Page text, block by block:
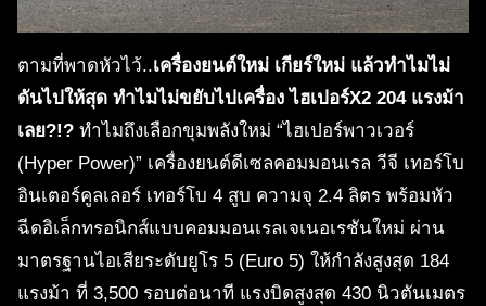
ตามที่พาดหัวไว้..เครื่องยนต์ใหม่ เกียร์ใหม่ แล้วทำไมไม่
ดันไปให้สุด ทำไมไม่ขยับไปเครื่อง ไฮเปอร์X2 204 แรงม้า
เลย?!? ทำไมถึงเลือกขุมพลังใหม่ “ไฮเปอร์พาวเวอร์
(Hyper Power)” เครื่องยนต์ดีเซลคอมมอนเรล วีจี เทอร์โบ
อินเตอร์คูลเลอร์ เทอร์โบ 4 สูบ ความจุ 2.4 ลิตร พร้อมหัว
ฉีดอิเล็กทรอนิกส์แบบคอมมอนเรลเจเนอเรชันใหม่ ผ่าน
มาตรฐานไอเสียระดับยูโร 5 (Euro 5) ให้กำลังสูงสุด 184
แรงม้า ที่ 3,500 รอบต่อนาที แรงบิดสูงสุด 430 นิวตันเมตร